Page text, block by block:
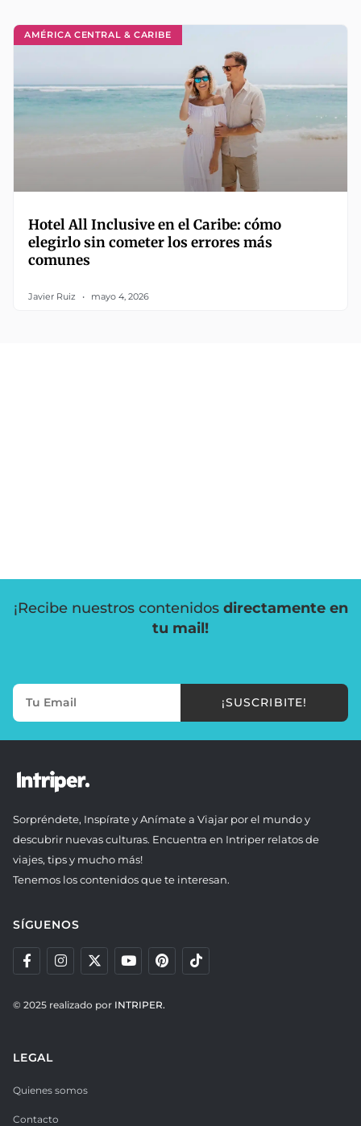
AMÉRICA CENTRAL & CARIBE
Hotel All Inclusive en el Caribe: cómo
elegirlo sin cometer los errores más
comunes
Javier Ruiz mayo 4, 2026
¡Recibe nuestros contenidos directamente en
tu mail!
¡SUSCRIBITE!
Sorpréndete, Inspírate y Anímate a Viajar por el mundo y
descubrir nuevas culturas. Encuentra en Intriper relatos de
viajes, tips y mucho más!
Tenemos los contenidos que te interesan.
SÍGUENOS
© 2025 realizado por INTRIPER.
LEGAL
Quienes somos
Contacto